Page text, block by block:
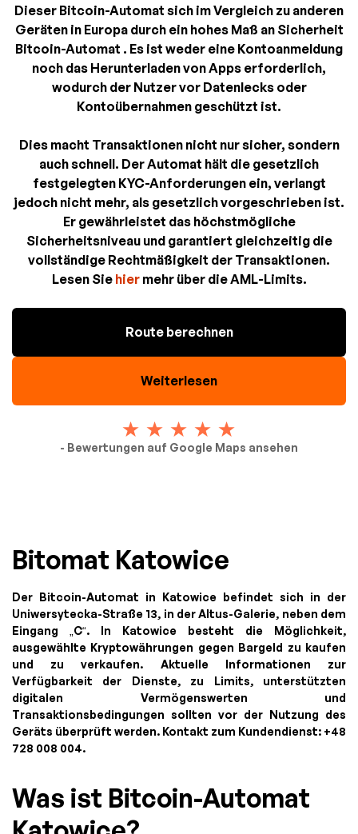
Dieser Bitcoin-Automat sich im Vergleich zu anderen
Geräten in Europa durch ein hohes Maß an Sicherheit
Bitcoin-Automat . Es ist weder eine Kontoanmeldung
noch das Herunterladen von Apps erforderlich,
wodurch der Nutzer vor Datenlecks oder
Kontoübernahmen geschützt ist.
Dies macht Transaktionen nicht nur sicher, sondern
auch schnell. Der Automat hält die gesetzlich
festgelegten KYC-Anforderungen ein, verlangt
jedoch nicht mehr, als gesetzlich vorgeschrieben ist.
Er gewährleistet das höchstmögliche
Sicherheitsniveau und garantiert gleichzeitig die
vollständige Rechtmäßigkeit der Transaktionen.
Lesen Sie hiermehr über die AML-Limits.
Route berechnen
Weiterlesen
- Bewertungen auf Google Maps ansehen
Bitomat Katowice
Der Bitcoin-Automat in Katowice befindet sich in der
Uniwersytecka-Straße 13, in der Altus-Galerie, neben dem
Eingang „C“. In Katowice besteht die Möglichkeit,
ausgewählte Kryptowährungen gegen Bargeld zu kaufen
und zu verkaufen. Aktuelle Informationen zur
Verfügbarkeit der Dienste, zu Limits, unterstützten
digitalen Vermögenswerten und
Transaktionsbedingungen sollten vor der Nutzung des
Geräts überprüft werden. Kontakt zum Kundendienst: +48
728 008 004.
Was ist Bitcoin-Automat